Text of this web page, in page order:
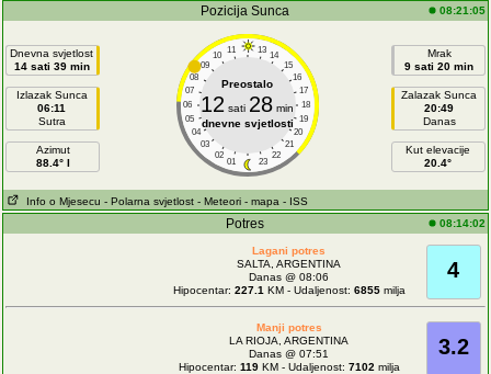
Pozicija Sunca 08:21:05
Dnevna svjetlost
14 sati 39 min
Izlazak Sunca
06:11
Sutra
Azimut
88.4° I
11 13
10
14
09
15
08
16
07
17
06
18
05
19
04
20
03
21
02
22
01 23
Preostalo
12 sati 28 min
dnevne svjetlosti
Mrak
9 sati 20 min
Zalazak Sunca
20:49
Danas
Kut elevacije
20.4°
Info o Mjesecu - Polarna svjetlost - Meteori - mapa - ISS
Potres 08:14:02
4
Lagani potres
SALTA, ARGENTINA
Danas @ 08:06
Hipocentar: 227.1 KM - Udaljenost: 6855milja
3.2
Manji potres
LA RIOJA, ARGENTINA
Danas @ 07:51
Hipocentar: 119KM - Udaljenost: 7102 milja